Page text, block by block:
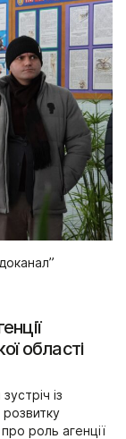
області
із
роль агенції